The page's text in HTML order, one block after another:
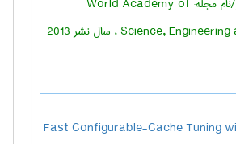
Science, Engineering and Technology ، سال نشر 2013
Fast Configurable-Cache Tuning